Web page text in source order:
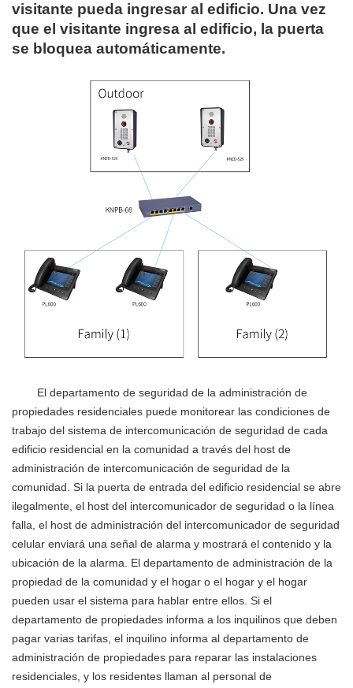
visitante pueda ingresar al edificio. Una vez
que el visitante ingresa al edificio, la puerta
se bloquea automáticamente.
El departamento de seguridad de la administración de
propiedades residenciales puede monitorear las condiciones de
trabajo del sistema de intercomunicación de seguridad de cada
edificio residencial en la comunidad a través del host de
administración de intercomunicación de seguridad de la
comunidad. Si la puerta de entrada del edificio residencial se abre
ilegalmente, el host del intercomunicador de seguridad o la línea
falla, el host de administración del intercomunicador de seguridad
celular enviará una señal de alarma y mostrará el contenido y la
ubicación de la alarma. El departamento de administración de la
propiedad de la comunidad y el hogar o el hogar y el hogar
pueden usar el sistema para hablar entre ellos. Si el
departamento de propiedades informa a los inquilinos que deben
pagar varias tarifas, el inquilino informa al departamento de
administración de propiedades para reparar las instalaciones
residenciales, y los residentes llaman al personal de